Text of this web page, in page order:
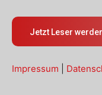
Jetzt Leser
Impressum